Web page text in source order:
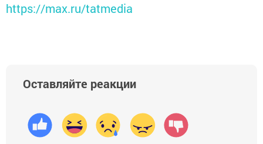
https://max.ru/tatmedia
Оставляйте реакции